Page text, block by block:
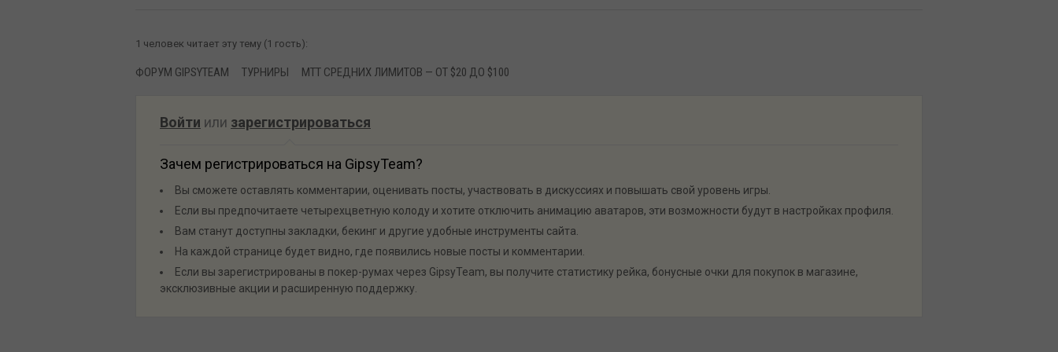
1 человек читает эту тему (1 гость):
ФОРУМ GIPSYTEAM ТУРНИРЫ MTT СРЕДНИХ ЛИМИТОВ — ОТ $20 ДО $100
Войти или зарегистрироваться
Зачем регистрироваться на GipsyTeam?
Вы сможете оставлять комментарии, оценивать посты, участвовать в дискуссиях и повышать свой уровень игры.
Если вы предпочитаете четырехцветную колоду и хотите отключить анимацию аватаров, эти возможности будут в настройках профиля.
Вам станут доступны закладки, бекинг и другие удобные инструменты сайта.
На каждой странице будет видно, где появились новые посты и комментарии.
Если вы зарегистрированы в покер-румах через GipsyTeam, вы получите статистику рейка, бонусные очки для покупок в магазине,
эксклюзивные акции и расширенную поддержку.